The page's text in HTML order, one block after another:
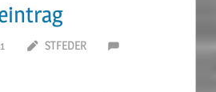
STFEDER